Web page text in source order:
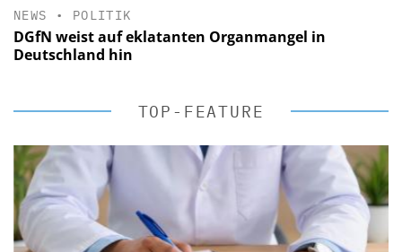
NEWS • POLITIK
DGfN weist auf eklatanten Organmangel in
Deutschland hin
TOP-FEATURE